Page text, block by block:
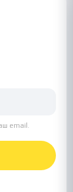
email.